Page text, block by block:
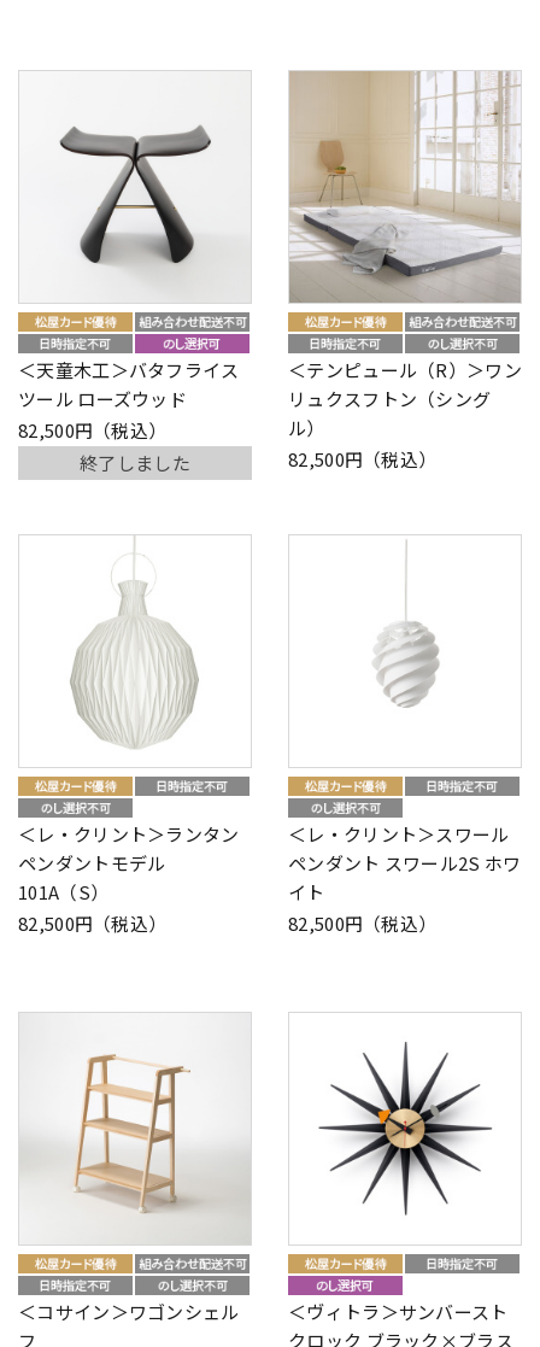
＜天童木工＞バタフライス
ツール ローズウッド
82,500円（税込）
終了しました
＜テンピュール（R）＞ワン
リュクスフトン（シング
ル）
82,500円（税込）
＜レ・クリント＞ランタン
ペンダントモデル
101A（S）
82,500円（税込）
＜レ・クリント＞スワール
ペンダント スワール2S ホワ
イト
82,500円（税込）
＜コサイン＞ワゴンシェル
フ
＜ヴィトラ＞サンバースト
クロック ブラック×ブラス